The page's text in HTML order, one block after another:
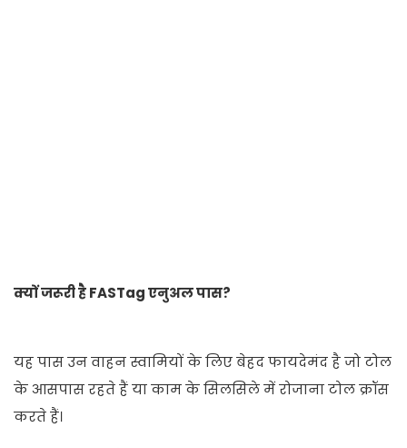
क्यों जरूरी है FASTag एनुअल पास?
यह पास उन वाहन स्वामियों के लिए बेहद फायदेमंद है जो टोल
के आसपास रहते हैं या काम के सिलसिले में रोजाना टोल क्रॉस
करते हैं।